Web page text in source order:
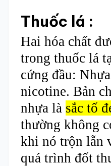
Thuốc lá :
Hai hóa chất
trong thuốc lá
cứng đầu:
nicotine. Bản
nhựa là sắc tố
thường không
khi nó trộn lẫn
quá trình đốt